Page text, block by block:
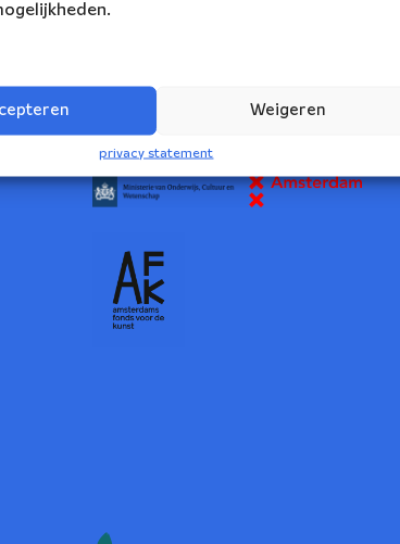
Weigeren
privacy statement
NBE wordt ondersteund door: